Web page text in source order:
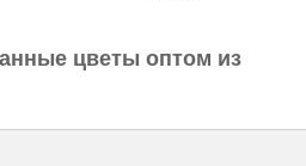
цветы оптом из